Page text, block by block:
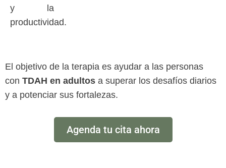
y la
productividad.
El objetivo de la terapia es ayudar a las personas
con TDAH en adultos a superar los desafíos diarios
y a potenciar sus fortalezas.
Agenda tu cita ahora